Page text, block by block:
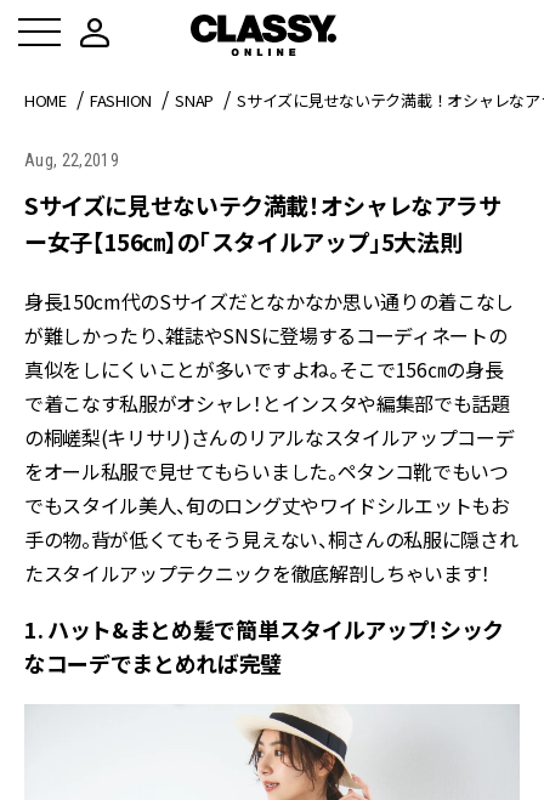
HOME FASHION SNAP Sサイズに見せないテク満載！オシャレな
Aug, 22,2019
Sサイズに見せないテク満載！オシャレなアラサ
ー女子【156㎝】の「スタイルアップ」5大法則
身長150cm代のSサイズだとなかなか思い通りの着こなし
が難しかったり、雑誌やSNSに登場するコーディネートの
真似をしにくいことが多いですよね。そこで156㎝の身長
で着こなす私服がオシャレ！とインスタや編集部でも話題
の桐嵯梨(キリサリ)さんのリアルなスタイルアップコーデ
をオール私服で見せてもらいました。ペタンコ靴でもいつ
でもスタイル美人、旬のロング丈やワイドシルエットもお
手の物。背が低くてもそう見えない、桐さんの私服に隠され
たスタイルアップテクニックを徹底解剖しちゃいます！
1. ハット&まとめ髪で簡単スタイルアップ！シック
なコーデでまとめれば完璧